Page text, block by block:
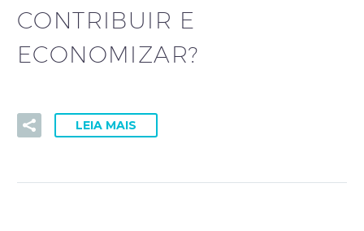
CONTRIBUIR E
ECONOMIZAR?
LEIA MAIS